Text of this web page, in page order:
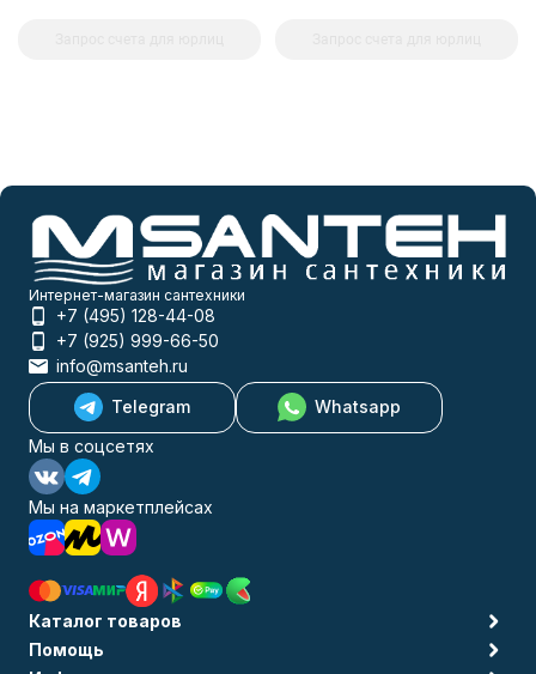
Интернет-магазин сантехники
+7 (495) 128-44-08
+7 (925) 999-66-50
info@msanteh.ru
Telegram
Whatsapp
Мы в соцсетях
Мы на маркетплейсах
Каталог товаров
Помощь